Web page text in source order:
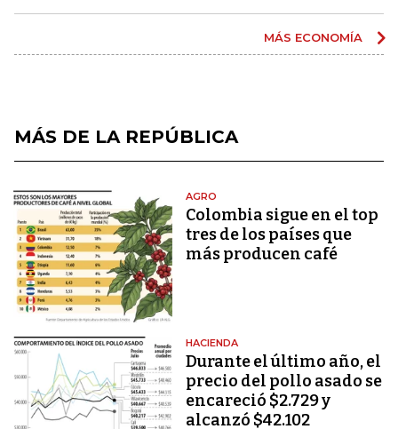
MÁS ECONOMÍA
MÁS DE LA REPÚBLICA
AGRO
Colombia sigue en el top
tres de los países que
más producen café
HACIENDA
Durante el último año, el
precio del pollo asado se
encareció $2.729 y
alcanzó $42.102